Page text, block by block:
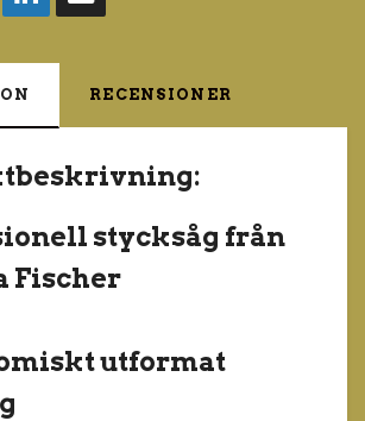
RECENSIONER
stycksåg från
Fischer
utformat